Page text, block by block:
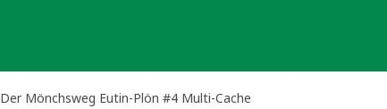
Der Mönchsweg Eutin-Plön #4 Multi-Cache